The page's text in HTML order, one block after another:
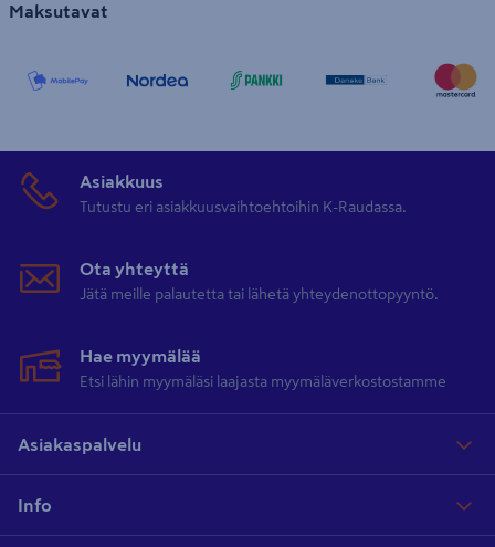
Maksutavat
Asiakkuus
Tutustu eri asiakkuusvaihtoehtoihin K-Raudassa.
Ota yhteyttä
Jätä meille palautetta tai lähetä yhteydenottopyyntö.
Hae myymälää
Etsi lähin myymäläsi laajasta myymäläverkostostamme
Asiakaspalvelu
Info